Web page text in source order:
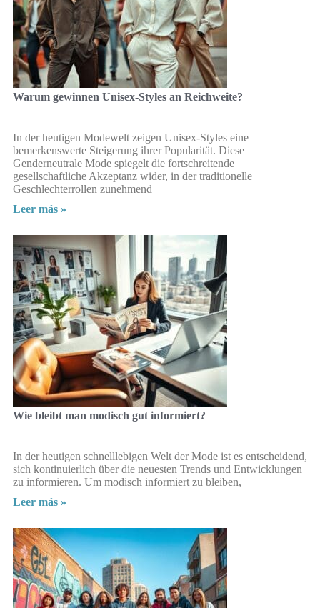
Warum gewinnen Unisex-Styles an Reichweite?
In der heutigen Modewelt zeigen Unisex-Styles eine
bemerkenswerte Steigerung ihrer Popularität. Diese
Genderneutrale Mode spiegelt die fortschreitende
gesellschaftliche Akzeptanz wider, in der traditionelle
Geschlechterrollen zunehmend
Leer más »
Wie bleibt man modisch gut informiert?
In der heutigen schnelllebigen Welt der Mode ist es entscheidend,
sich kontinuierlich über die neuesten Trends und Entwicklungen
zu informieren. Um modisch informiert zu bleiben,
Leer más »